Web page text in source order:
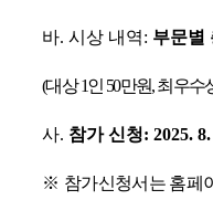
바. 시상 내역: 부문별
(대상1인 50만원,최우수
사. 참가 신청: 2025.
※ 참가신청서는 홈페